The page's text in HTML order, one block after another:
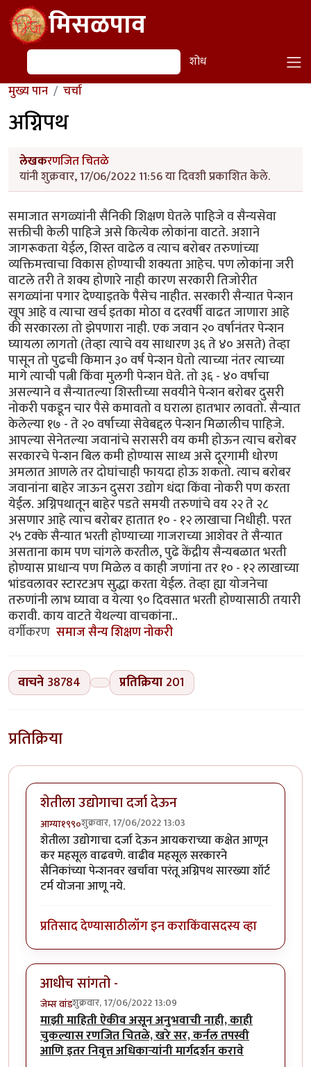
Skip to main contentमिसळपाव
शोध शोध
मुख्य पान चर्चा
अग्निपथ
लेखकरणजित चितळे
यांनी शुक्रवार, 17/06/2022 11:56 या दिवशी प्रकाशित केले.
समाजात सगळ्यांनी सैनिकी शिक्षण घेतले पाहिजे व सैन्यसेवा
सक्तीची केली पाहिजे असे कित्येक लोकांना वाटते. अशाने
जागरूकता येईल, शिस्त वाढेल व त्याच बरोबर तरुणांच्या
व्यक्तिमत्त्वाचा विकास होण्याची शक्यता आहेच. पण लोकांना जरी
वाटले तरी ते शक्य होणारे नाही कारण सरकारी तिजोरीत
सगळ्यांना पगार देण्याइतके पैसेच नाहीत. सरकारी सैन्यात पेन्शन
खूप आहे व त्याचा खर्च इतका मोठा व दरवर्षी वाढत जाणारा आहे
की सरकारला तो झेपणारा नाही. एक जवान २० वर्षानंतर पेन्शन
घ्यायला लागतो (तेव्हा त्याचे वय साधारण ३६ ते ४० असते) तेव्हा
पासून तो पुढची किमान ३० वर्ष पेन्शन घेतो त्याच्या नंतर त्याच्या
मागे त्याची पत्नी किंवा मुलगी पेन्शन घेते. तो ३६ - ४० वर्षाचा
असल्याने व सैन्यातल्या शिस्तीच्या सवयीने पेन्शन बरोबर दुसरी
नोकरी पकडून चार पैसे कमावतो व घराला हातभार लावतो. सैन्यात
केलेल्या १७ - ते २० वर्षाच्या सेवेबद्दल पेन्शन मिळालीच पाहिजे.
आपल्या सेनेतल्या जवानांचे सरासरी वय कमी होऊन त्याच बरोबर
सरकारचे पेन्शन बिल कमी होण्यास साध्य असे दूरगामी धोरण
अमलात आणले तर दोघांचाही फायदा होऊ शकतो. त्याच बरोबर
जवानांना बाहेर जाऊन दुसरा उद्योग धंदा किंवा नोकरी पण करता
येईल. अग्निपथातून बाहेर पडते समयी तरुणांचे वय २२ ते २८
असणार आहे त्याच बरोबर हातात १० - १२ लाखाचा निधीही. परत
२५ टक्के सैन्यात भरती होण्याच्या गाजराच्या आशेवर ते सैन्यात
असताना काम पण चांगले करतील, पुढे केंद्रीय सैन्यबळात भरती
होण्यास प्राधान्य पण मिळेल व काही जणांना तर १० - १२ लाखाच्या
भांडवलावर स्टारटअप सुद्धा करता येईल. तेव्हा ह्या योजनेचा
तरुणांनी लाभ घ्यावा व येत्या ९० दिवसात भरती होण्यासाठी तयारी
करावी. काय वाटते येथल्या वाचकांना..
वर्गीकरण समाजसैन्यशिक्षणनोकरी
वाचने 38784 प्रतिक्रिया 201
प्रतिक्रिया
शेतीला उद्योगाचा दर्जा देऊन
आग्या१९९०शुक्रवार, 17/06/2022 13:03
शेतीला उद्योगाचा दर्जा देऊन आयकराच्या कक्षेत आणून
कर महसूल वाढवणे. वाढीव महसूल सरकारने
सैनिकांच्या पेन्शनवर खर्चावा परंतू अग्निपथ सारख्या शॉर्ट
टर्म योजना आणू नये.
प्रतिसाद देण्यासाठीलॉग इन कराकिंवासदस्य व्हा
आधीच सांगतो -
जेम्स वांडशुक्रवार, 17/06/2022 13:09
माझी माहिती ऐकीव असून अनुभवाची नाही, काही
चुकल्यास रणजित चितळे, खरे सर, कर्नल तपस्वी
आणि इतर निवृत्त अधिकाऱ्यांनी मार्गदर्शन करावे